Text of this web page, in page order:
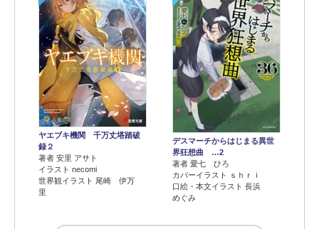
ヤエブキ機関 千万丈塔踏破
録２
著者 安里 アサト
イラスト necomi
世界観イラスト 尾崎 伊万
里
デスマーチからはじまる異世
界狂想曲 …2
著者 愛七 ひろ
カバーイラスト ｓｈｒｉ
口絵・本文イラスト 長浜
めぐみ